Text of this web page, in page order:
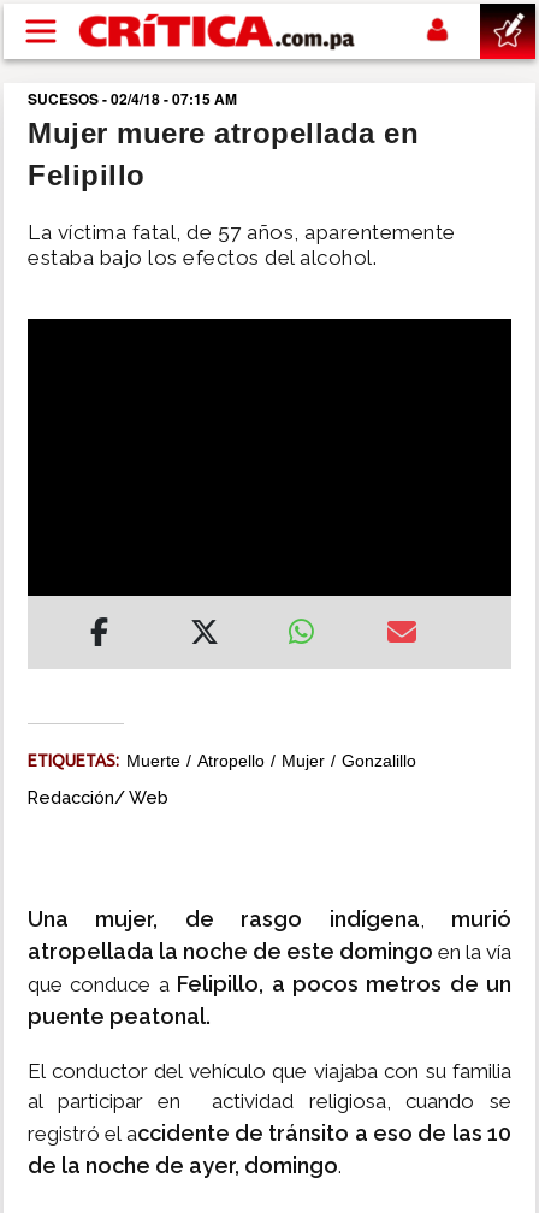
Pasar al contenido principal
buscar
SUCESOS
NACIONAL
MULTIMEDIA
IMPRESO
SUCESOS - 02/4/18 - 07:15 AM
Mujer muere atropellada en
Felipillo
La víctima fatal, de 57 años, aparentemente
estaba bajo los efectos del alcohol.
ETIQUETAS: Muerte Atropello Mujer Gonzalillo
Redacción/ Web
Una mujer, de rasgo indígena, murió
atropellada la noche de este domingo en la vía
que conduce a Felipillo, a pocos metros de un
puente peatonal.
El conductor del vehículo que viajaba con su familia
al participar en actividad religiosa, cuando se
registró el accidente de tránsito a eso de las 10
de la noche de ayer, domingo.